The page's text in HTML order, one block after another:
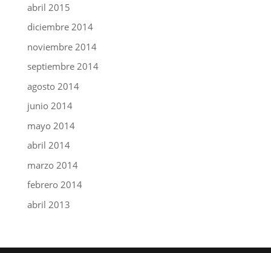
abril 2015
diciembre 2014
noviembre 2014
septiembre 2014
agosto 2014
junio 2014
mayo 2014
abril 2014
marzo 2014
febrero 2014
abril 2013